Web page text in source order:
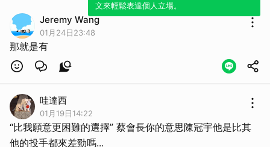
文來輕鬆表達個人立場。
Jeremy Wang
01月24日23:48
那就是有
哇達西
01月19日14:22
“比我願意更困難的選擇” 蔡會長你的意思陳冠宇他是比其
他的投手都來差勁嗎...